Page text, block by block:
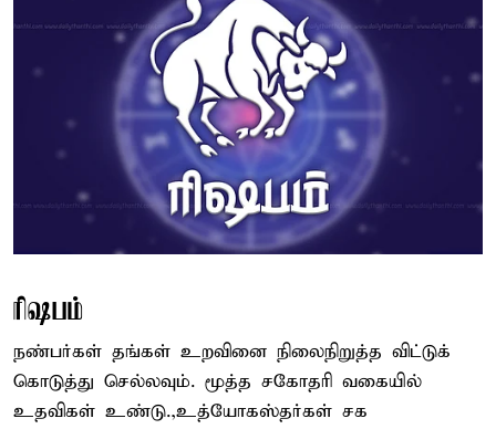
ரிஷபம்
நண்பர்கள் தங்கள் உறவினை நிலைநிறுத்த விட்டுக்
கொடுத்து செல்லவும். மூத்த சகோதரி வகையில்
உதவிகள் உண்டு.,உத்யோகஸ்தர்கள் சக